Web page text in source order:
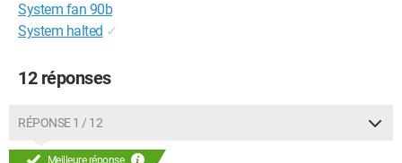
System fan 90b
System halted ✓
12 réponses
RÉPONSE 1 / 12
Meilleure réponse